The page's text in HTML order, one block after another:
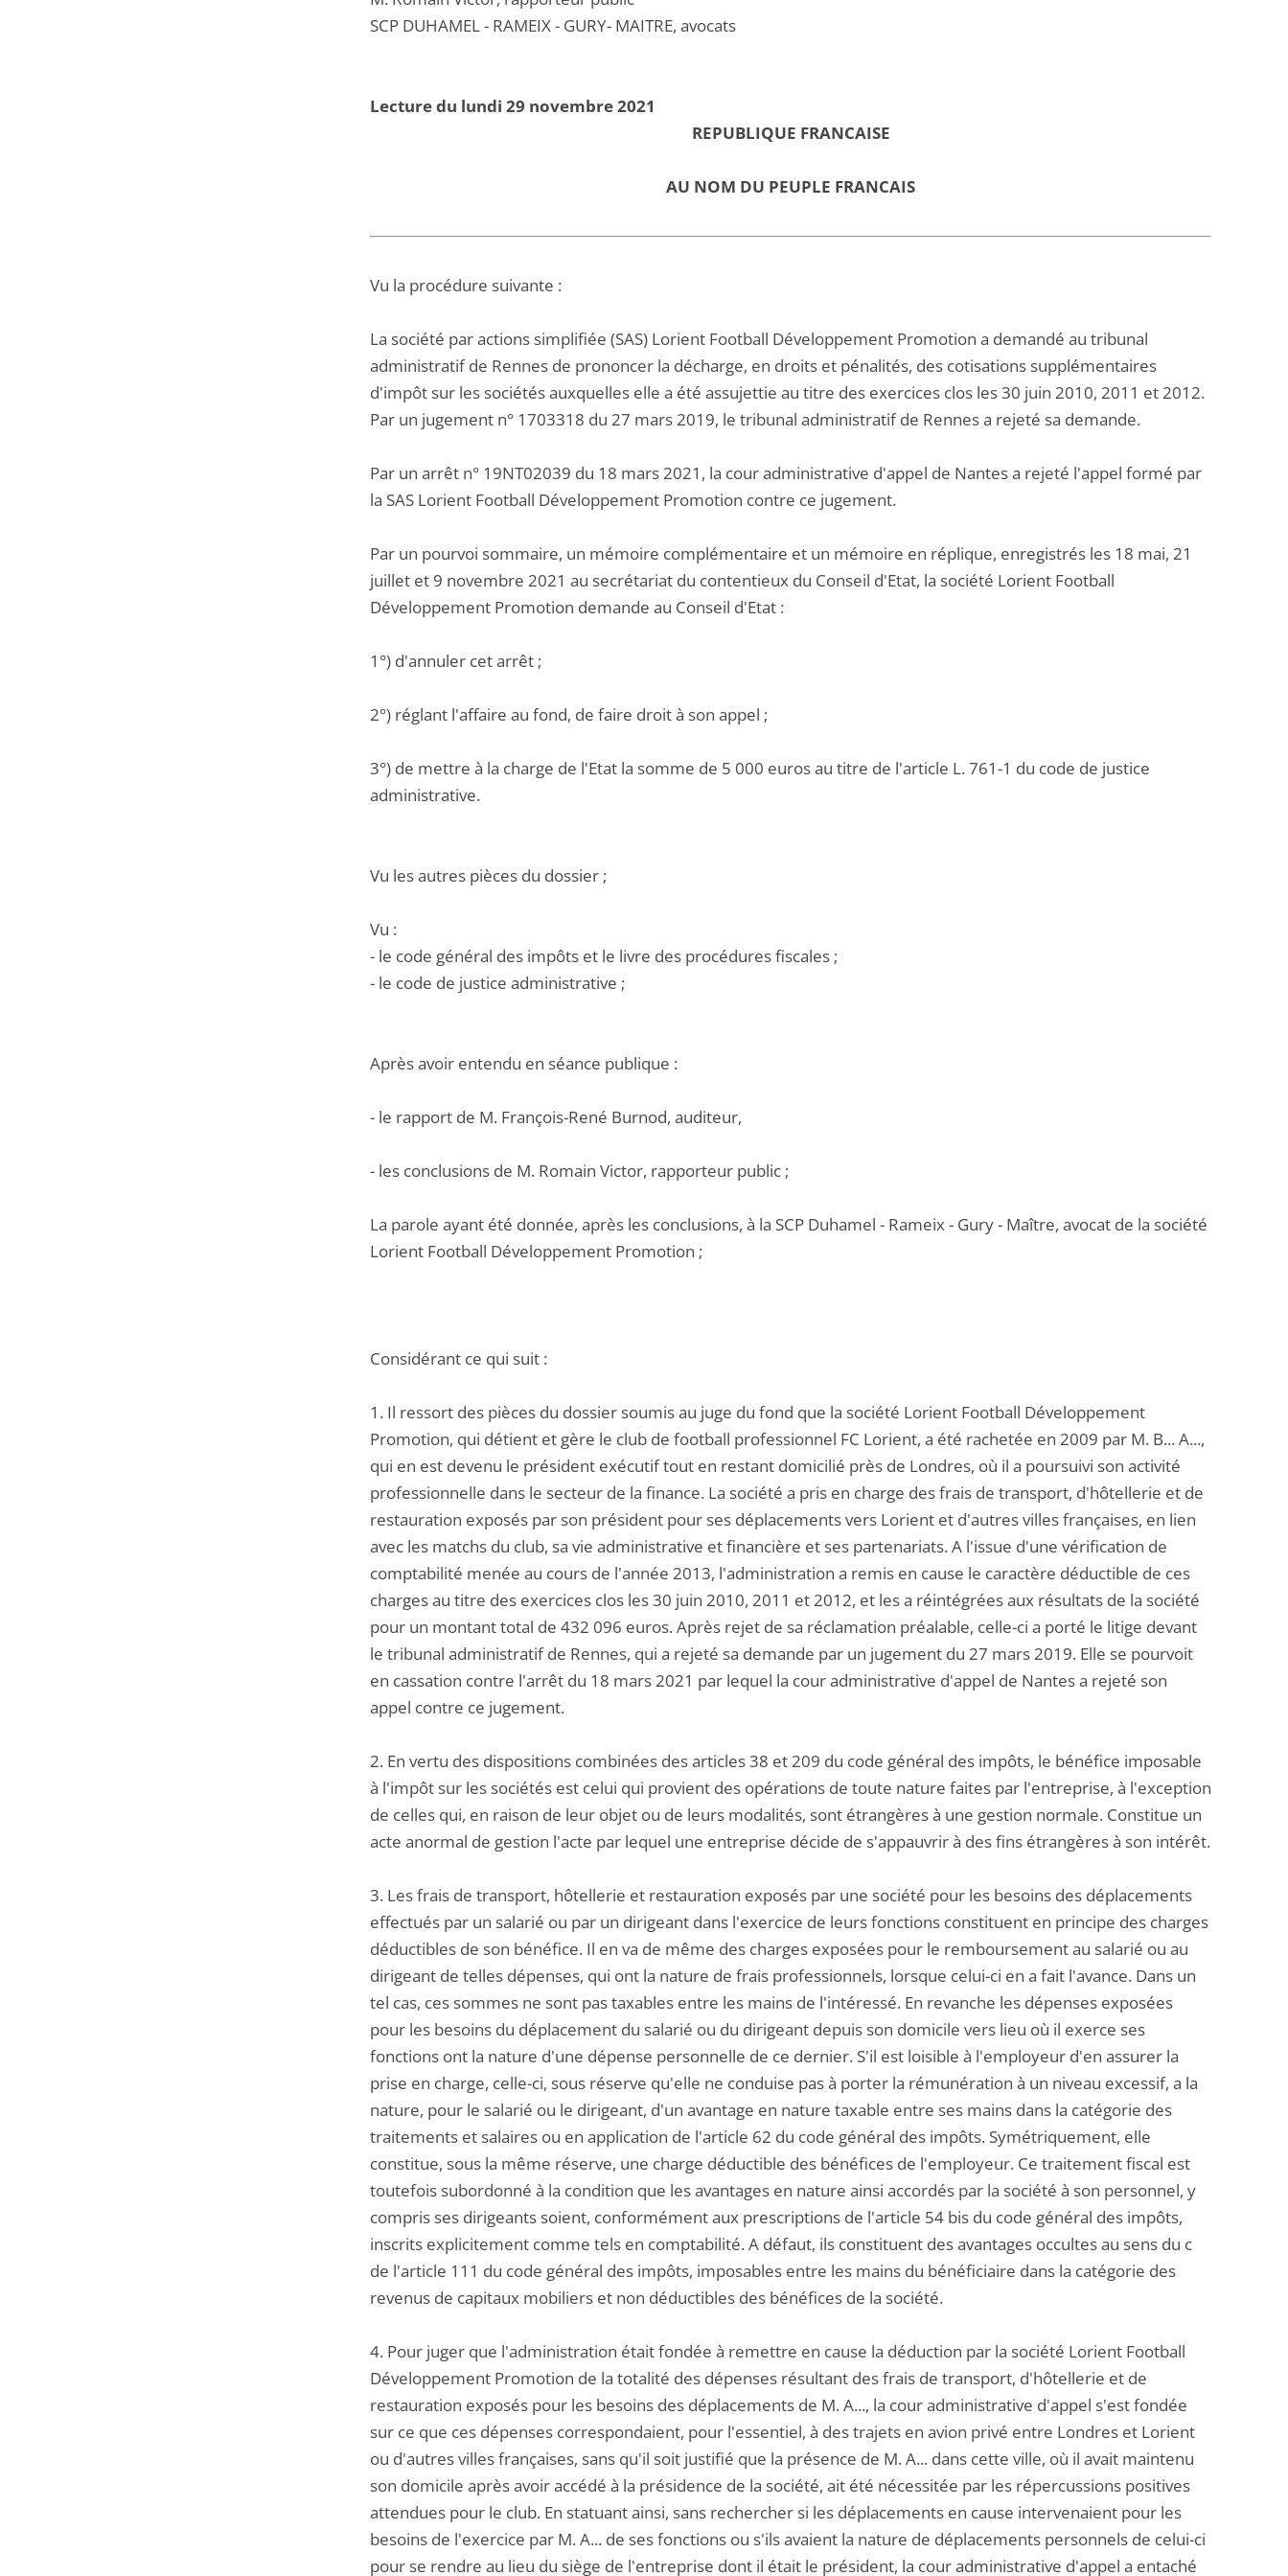
SCP DUHAMEL - RAMEIX - GURY- MAITRE, avocats
Lecture du lundi 29 novembre 2021
REPUBLIQUE FRANCAISE
AU NOM DU PEUPLE FRANCAIS
Vu la procédure suivante :
La société par actions simplifiée (SAS) Lorient Football Développement Promotion a demandé au tribunal
administratif de Rennes de prononcer la décharge, en droits et pénalités, des cotisations supplémentaires
d'impôt sur les sociétés auxquelles elle a été assujettie au titre des exercices clos les 30 juin 2010, 2011 et 2012.
Par un jugement n° 1703318 du 27 mars 2019, le tribunal administratif de Rennes a rejeté sa demande.
Par un arrêt n° 19NT02039 du 18 mars 2021, la cour administrative d'appel de Nantes a rejeté l'appel formé par
la SAS Lorient Football Développement Promotion contre ce jugement.
Par un pourvoi sommaire, un mémoire complémentaire et un mémoire en réplique, enregistrés les 18 mai, 21
juillet et 9 novembre 2021 au secrétariat du contentieux du Conseil d'Etat, la société Lorient Football
Développement Promotion demande au Conseil d'Etat :
1°) d'annuler cet arrêt ;
2°) réglant l'affaire au fond, de faire droit à son appel ;
3°) de mettre à la charge de l'Etat la somme de 5 000 euros au titre de l'article L. 761-1 du code de justice
administrative.
Vu les autres pièces du dossier ;
Vu :
- le code général des impôts et le livre des procédures fiscales ;
- le code de justice administrative ;
Après avoir entendu en séance publique :
- le rapport de M. François-René Burnod, auditeur,
- les conclusions de M. Romain Victor, rapporteur public ;
La parole ayant été donnée, après les conclusions, à la SCP Duhamel - Rameix - Gury - Maître, avocat de la société
Lorient Football Développement Promotion ;
Considérant ce qui suit :
1. Il ressort des pièces du dossier soumis au juge du fond que la société Lorient Football Développement
Promotion, qui détient et gère le club de football professionnel FC Lorient, a été rachetée en 2009 par M. B... A...,
qui en est devenu le président exécutif tout en restant domicilié près de Londres, où il a poursuivi son activité
professionnelle dans le secteur de la finance. La société a pris en charge des frais de transport, d'hôtellerie et de
restauration exposés par son président pour ses déplacements vers Lorient et d'autres villes françaises, en lien
avec les matchs du club, sa vie administrative et financière et ses partenariats. A l'issue d'une vérification de
comptabilité menée au cours de l'année 2013, l'administration a remis en cause le caractère déductible de ces
charges au titre des exercices clos les 30 juin 2010, 2011 et 2012, et les a réintégrées aux résultats de la société
pour un montant total de 432 096 euros. Après rejet de sa réclamation préalable, celle-ci a porté le litige devant
le tribunal administratif de Rennes, qui a rejeté sa demande par un jugement du 27 mars 2019. Elle se pourvoit
en cassation contre l'arrêt du 18 mars 2021 par lequel la cour administrative d'appel de Nantes a rejeté son
appel contre ce jugement.
2. En vertu des dispositions combinées des articles 38 et 209 du code général des impôts, le bénéfice imposable
à l'impôt sur les sociétés est celui qui provient des opérations de toute nature faites par l'entreprise, à l'exception
de celles qui, en raison de leur objet ou de leurs modalités, sont étrangères à une gestion normale. Constitue un
acte anormal de gestion l'acte par lequel une entreprise décide de s'appauvrir à des fins étrangères à son intérêt.
3. Les frais de transport, hôtellerie et restauration exposés par une société pour les besoins des déplacements
effectués par un salarié ou par un dirigeant dans l'exercice de leurs fonctions constituent en principe des charges
déductibles de son bénéfice. Il en va de même des charges exposées pour le remboursement au salarié ou au
dirigeant de telles dépenses, qui ont la nature de frais professionnels, lorsque celui-ci en a fait l'avance. Dans un
tel cas, ces sommes ne sont pas taxables entre les mains de l'intéressé. En revanche les dépenses exposées
pour les besoins du déplacement du salarié ou du dirigeant depuis son domicile vers lieu où il exerce ses
fonctions ont la nature d'une dépense personnelle de ce dernier. S'il est loisible à l'employeur d'en assurer la
prise en charge, celle-ci, sous réserve qu'elle ne conduise pas à porter la rémunération à un niveau excessif, a la
nature, pour le salarié ou le dirigeant, d'un avantage en nature taxable entre ses mains dans la catégorie des
traitements et salaires ou en application de l'article 62 du code général des impôts. Symétriquement, elle
constitue, sous la même réserve, une charge déductible des bénéfices de l'employeur. Ce traitement fiscal est
toutefois subordonné à la condition que les avantages en nature ainsi accordés par la société à son personnel, y
compris ses dirigeants soient, conformément aux prescriptions de l'article 54 bis du code général des impôts,
inscrits explicitement comme tels en comptabilité. A défaut, ils constituent des avantages occultes au sens du c
de l'article 111 du code général des impôts, imposables entre les mains du bénéficiaire dans la catégorie des
revenus de capitaux mobiliers et non déductibles des bénéfices de la société.
4. Pour juger que l'administration était fondée à remettre en cause la déduction par la société Lorient Football
Développement Promotion de la totalité des dépenses résultant des frais de transport, d'hôtellerie et de
restauration exposés pour les besoins des déplacements de M. A..., la cour administrative d'appel s'est fondée
sur ce que ces dépenses correspondaient, pour l'essentiel, à des trajets en avion privé entre Londres et Lorient
ou d'autres villes françaises, sans qu'il soit justifié que la présence de M. A... dans cette ville, où il avait maintenu
son domicile après avoir accédé à la présidence de la société, ait été nécessitée par les répercussions positives
attendues pour le club. En statuant ainsi, sans rechercher si les déplacements en cause intervenaient pour les
besoins de l'exercice par M. A... de ses fonctions ou s'ils avaient la nature de déplacements personnels de celui-ci
pour se rendre au lieu du siège de l'entreprise dont il était le président, la cour administrative d'appel a entaché